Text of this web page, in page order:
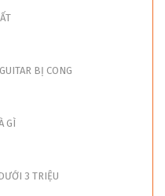
BỊ CONG
GÌ
3 TRIỆU